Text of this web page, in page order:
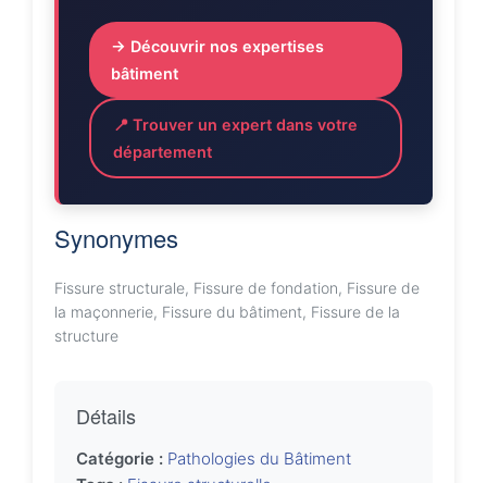
→ Découvrir nos expertises
bâtiment
📍 Trouver un expert dans votre
département
Synonymes
Fissure structurale, Fissure de fondation, Fissure de
la maçonnerie, Fissure du bâtiment, Fissure de la
structure
Détails
Catégorie : Pathologies du Bâtiment